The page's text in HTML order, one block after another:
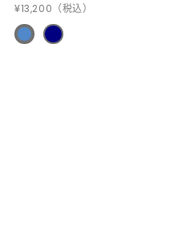
¥13,200 （税込）